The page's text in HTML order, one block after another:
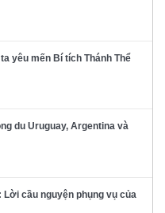
yêu mến Bí tích Thánh Thể
du Uruguay, Argentina và
Lời cầu nguyện phụng vụ của